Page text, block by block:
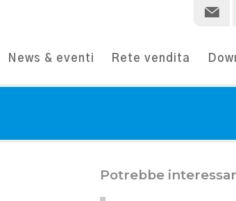
News & eventi Rete vendita
Potrebbe